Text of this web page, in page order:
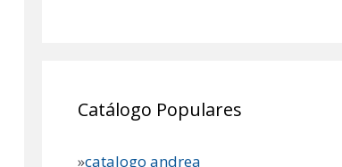
Catálogo Populares
»catalogo andrea